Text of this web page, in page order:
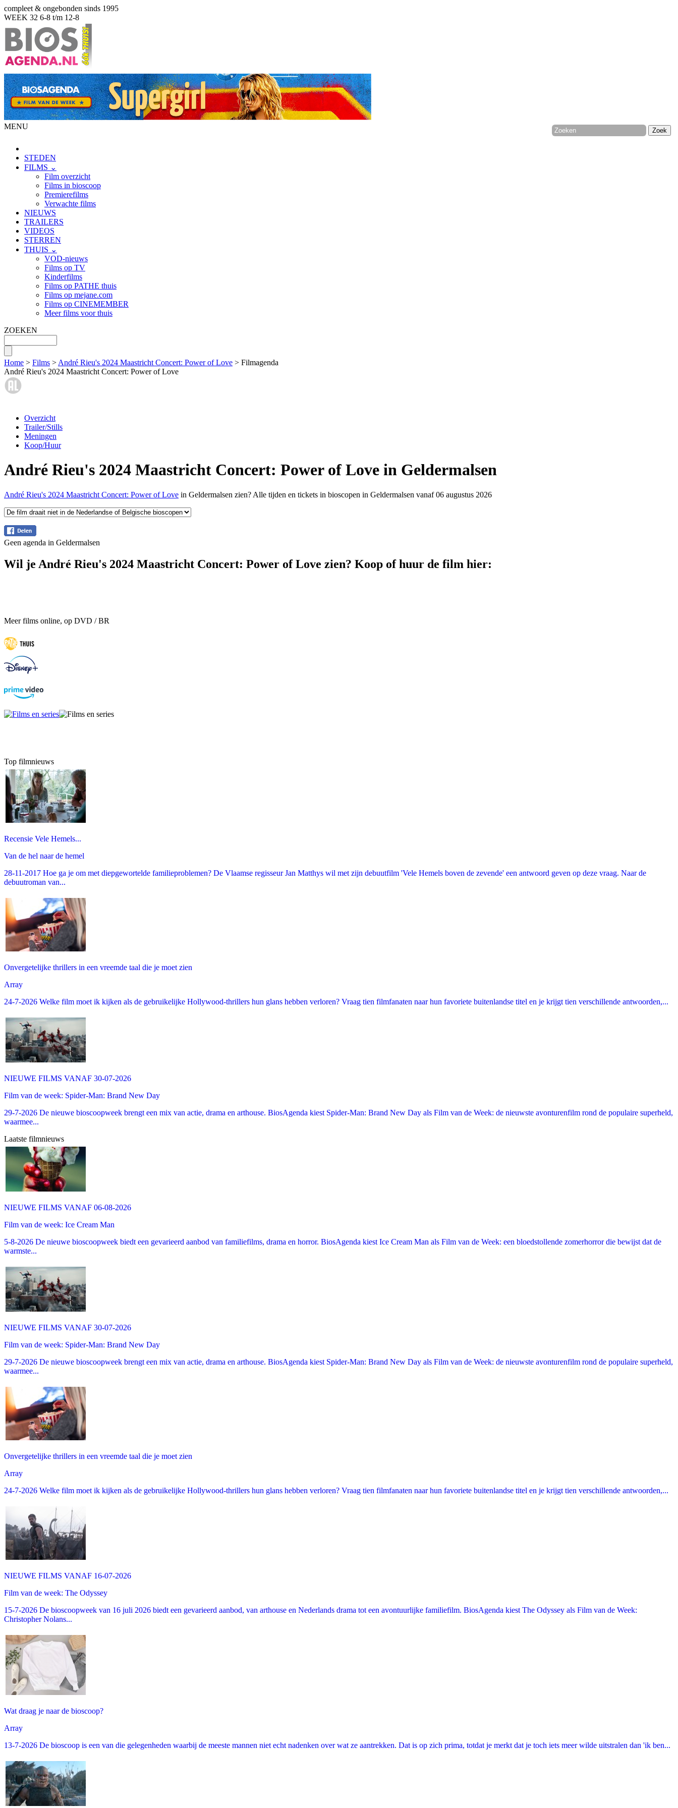
compleet & ongebonden sinds 1995
WEEK 32 6-8 t/m 12-8
MENU
STEDEN
FILMS ⌄
Film overzicht
Films in bioscoop
Premierefilms
Verwachte films
NIEUWS
TRAILERS
VIDEOS
STERREN
THUIS ⌄
VOD-nieuws
Films op TV
Kinderfilms
Films op PATHE thuis
Films op mejane.com
Films op CINEMEMBER
Meer films voor thuis
ZOEKEN
Home > Films > André Rieu's 2024 Maastricht Concert: Power of Love > Filmagenda
André Rieu's 2024 Maastricht Concert: Power of Love
Overzicht
Trailer/Stills
Meningen
Koop/Huur
André Rieu's 2024 Maastricht Concert: Power of Love in Geldermalsen
André Rieu's 2024 Maastricht Concert: Power of Love in Geldermalsen zien? Alle tijden en tickets in bioscopen in Geldermalsen vanaf 06 augustus 2026
Geen agenda in Geldermalsen
Wil je André Rieu's 2024 Maastricht Concert: Power of Love zien? Koop of huur de film hier:
Meer films online, op DVD / BR
Top filmnieuws
Recensie Vele Hemels...
Van de hel naar de hemel
28-11-2017 Hoe ga je om met diepgewortelde familieproblemen? De Vlaamse regisseur Jan Matthys wil met zijn debuutfilm 'Vele Hemels boven de zevende' een antwoord geven op deze vraag. Naar de
debuutroman van...
Onvergetelijke thrillers in een vreemde taal die je moet zien
Array
24-7-2026 Welke film moet ik kijken als de gebruikelijke Hollywood-thrillers hun glans hebben verloren? Vraag tien filmfanaten naar hun favoriete buitenlandse titel en je krijgt tien verschillende antwoorden,...
NIEUWE FILMS VANAF 30-07-2026
Film van de week: Spider-Man: Brand New Day
29-7-2026 De nieuwe bioscoopweek brengt een mix van actie, drama en arthouse. BiosAgenda kiest Spider-Man: Brand New Day als Film van de Week: de nieuwste avonturenfilm rond de populaire superheld,
waarmee...
Laatste filmnieuws
NIEUWE FILMS VANAF 06-08-2026
Film van de week: Ice Cream Man
5-8-2026 De nieuwe bioscoopweek biedt een gevarieerd aanbod van familiefilms, drama en horror. BiosAgenda kiest Ice Cream Man als Film van de Week: een bloedstollende zomerhorror die bewijst dat de
warmste...
NIEUWE FILMS VANAF 30-07-2026
Film van de week: Spider-Man: Brand New Day
29-7-2026 De nieuwe bioscoopweek brengt een mix van actie, drama en arthouse. BiosAgenda kiest Spider-Man: Brand New Day als Film van de Week: de nieuwste avonturenfilm rond de populaire superheld,
waarmee...
Onvergetelijke thrillers in een vreemde taal die je moet zien
Array
24-7-2026 Welke film moet ik kijken als de gebruikelijke Hollywood-thrillers hun glans hebben verloren? Vraag tien filmfanaten naar hun favoriete buitenlandse titel en je krijgt tien verschillende antwoorden,...
NIEUWE FILMS VANAF 16-07-2026
Film van de week: The Odyssey
15-7-2026 De bioscoopweek van 16 juli 2026 biedt een gevarieerd aanbod, van arthouse en Nederlands drama tot een avontuurlijke familiefilm. BiosAgenda kiest The Odyssey als Film van de Week:
Christopher Nolans...
Wat draag je naar de bioscoop?
Array
13-7-2026 De bioscoop is een van die gelegenheden waarbij de meeste mannen niet echt nadenken over wat ze aantrekken. Dat is op zich prima, totdat je merkt dat je toch iets meer wilde uitstralen dan 'ik ben...